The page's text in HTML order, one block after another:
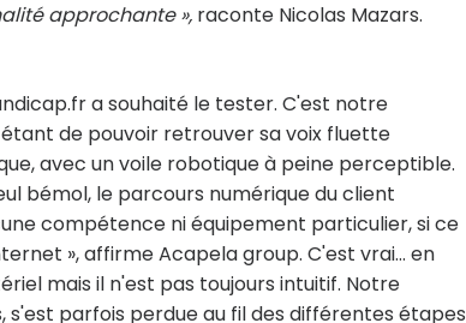
approchante », raconte Nicolas Mazars.
a souhaité le tester. C'est notre
de pouvoir retrouver sa voix fluette
avec un voile robotique à peine perceptible.
bémol, le parcours numérique du client
compétence ni équipement particulier, si ce
», affirme Acapela group. C'est vrai… en
mais il n'est pas toujours intuitif. Notre
parfois perdue au fil des différentes étapes